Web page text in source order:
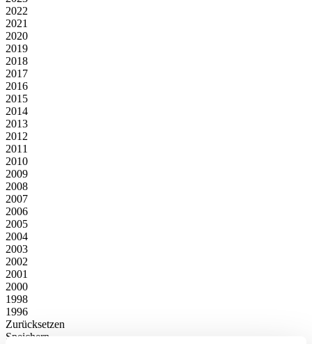
2022
2021
2020
2019
2018
2017
2016
2015
2014
2013
2012
2011
2010
2009
2008
2007
2006
2005
2004
2003
2002
2001
2000
1998
1996
Zurücksetzen
Speichern